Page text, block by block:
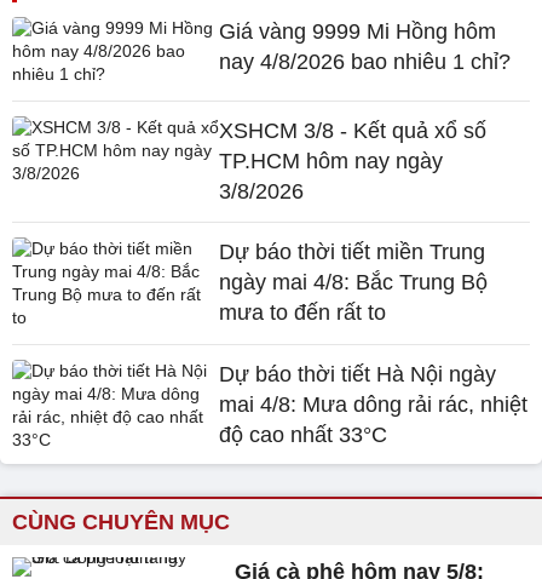
Giá vàng 9999 Mi Hồng hôm
nay 4/8/2026 bao nhiêu 1 chỉ?
XSHCM 3/8 - Kết quả xổ số
TP.HCM hôm nay ngày
3/8/2026
Dự báo thời tiết miền Trung
ngày mai 4/8: Bắc Trung Bộ
mưa to đến rất to
Dự báo thời tiết Hà Nội ngày
mai 4/8: Mưa dông rải rác, nhiệt
độ cao nhất 33°C
CÙNG CHUYÊN MỤC
Giá cà phê hôm nay 5/8: